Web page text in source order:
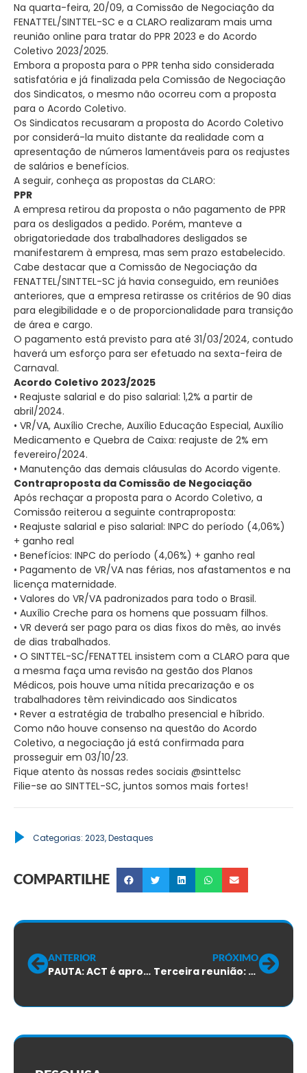
Na quarta-feira, 20/09, a Comissão de Negociação da
FENATTEL/SINTTEL-SC e a CLARO realizaram mais uma
reunião online para tratar do PPR 2023 e do Acordo
Coletivo 2023/2025.
Embora a proposta para o PPR tenha sido considerada
satisfatória e já finalizada pela Comissão de Negociação
dos Sindicatos, o mesmo não ocorreu com a proposta
para o Acordo Coletivo.
Os Sindicatos recusaram a proposta do Acordo Coletivo
por considerá-la muito distante da realidade com a
apresentação de números lamentáveis para os reajustes
de salários e benefícios.
A seguir, conheça as propostas da CLARO:
PPR
A empresa retirou da proposta o não pagamento de PPR
para os desligados a pedido. Porém, manteve a
obrigatoriedade dos trabalhadores desligados se
manifestarem à empresa, mas sem prazo estabelecido.
Cabe destacar que a Comissão de Negociação da
FENATTEL/SINTTEL-SC já havia conseguido, em reuniões
anteriores, que a empresa retirasse os critérios de 90 dias
para elegibilidade e o de proporcionalidade para transição
de área e cargo.
O pagamento está previsto para até 31/03/2024, contudo
haverá um esforço para ser efetuado na sexta-feira de
Carnaval.
Acordo Coletivo 2023/2025
• Reajuste salarial e do piso salarial: 1,2% a partir de
abril/2024.
• VR/VA, Auxílio Creche, Auxílio Educação Especial, Auxílio
Medicamento e Quebra de Caixa: reajuste de 2% em
fevereiro/2024.
• Manutenção das demais cláusulas do Acordo vigente.
Contraproposta da Comissão de Negociação
Após rechaçar a proposta para o Acordo Coletivo, a
Comissão reiterou a seguinte contraproposta:
• Reajuste salarial e piso salarial: INPC do período (4,06%)
+ ganho real
• Benefícios: INPC do período (4,06%) + ganho real
• Pagamento de VR/VA nas férias, nos afastamentos e na
licença maternidade.
• Valores do VR/VA padronizados para todo o Brasil.
• Auxílio Creche para os homens que possuam filhos.
• VR deverá ser pago para os dias fixos do mês, ao invés
de dias trabalhados.
• O SINTTEL-SC/FENATTEL insistem com a CLARO para que
a mesma faça uma revisão na gestão dos Planos
Médicos, pois houve uma nítida precarização e os
trabalhadores têm reivindicado aos Sindicatos
• Rever a estratégia de trabalho presencial e híbrido.
Como não houve consenso na questão do Acordo
Coletivo, a negociação já está confirmada para
prosseguir em 03/10/23.
Fique atento às nossas redes sociais @sinttelsc
Filie-se ao SINTTEL-SC, juntos somos mais fortes!
Categorias: 2023,Destaques
COMPARTILHE
ANTERIOR
PAUTA: ACT é aprovado por 99% dos trabalhadores
PRÓXIMO
Terceira reunião: Negociação com Algar não avança